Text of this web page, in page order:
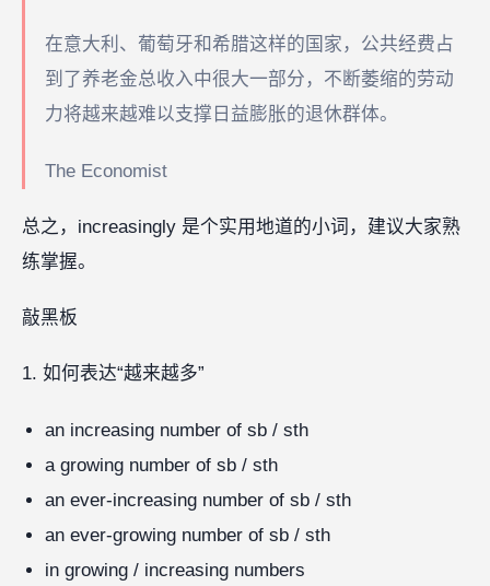
在意大利、葡萄牙和希腊这样的国家，公共经费占
到了养老金总收入中很大一部分，不断萎缩的劳动
力将越来越难以支撑日益膨胀的退休群体。
The Economist
总之，increasingly 是个实用地道的小词，建议大家熟
练掌握。
敲黑板
1. 如何表达“越来越多”
an increasing number of sb / sth
a growing number of sb / sth
an ever-increasing number of sb / sth
an ever-growing number of sb / sth
in growing / increasing numbers